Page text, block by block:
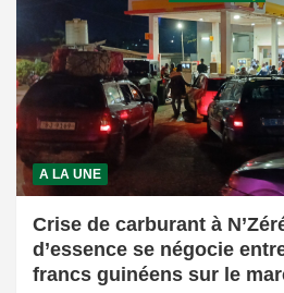
A LA UNE
Crise de carburant à
d’essence se négocie
francs guinéens sur le